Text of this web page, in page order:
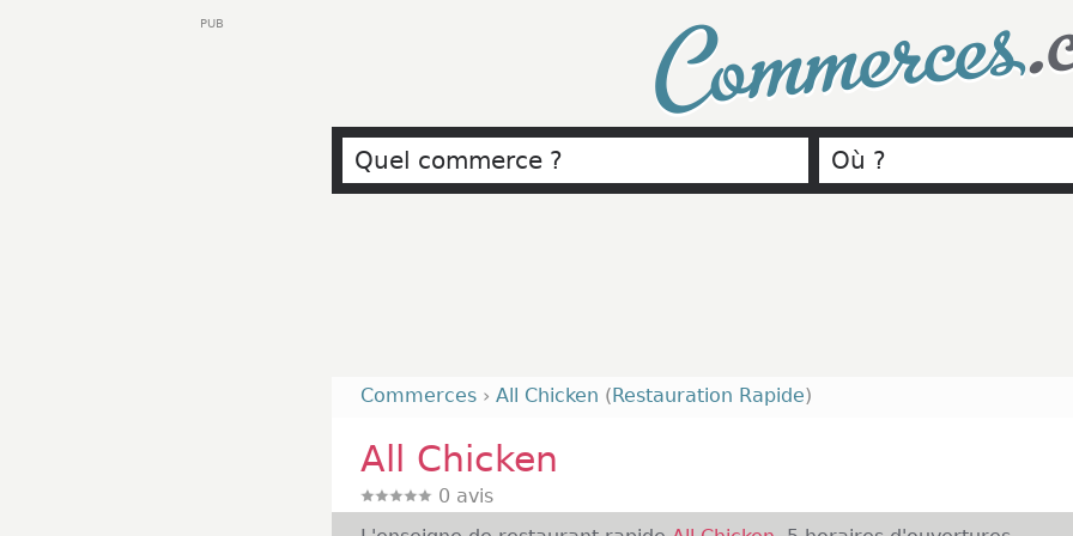
Commerces
Commerces › All Chicken (Restauration Rapide)
All Chicken
0 avis
PUB